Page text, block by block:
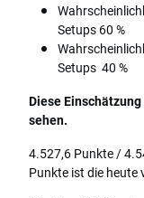
Setups 60 %
Setups 40 %
Diese
sehen.
4.527,6 Punkte /
Punkte ist die heute